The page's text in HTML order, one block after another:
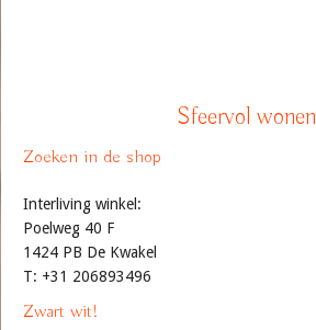
Sfeervol wonen
Zoeken in de shop
Interliving winkel:
Poelweg 40 F
1424 PB De Kwakel
T: +31 206893496
Zwart wit!